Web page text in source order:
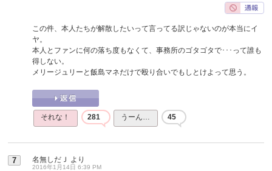
この件、本人たちが解散したいって言ってる訳じゃないのが本当にイ
ヤ。
本人とファンに何の落ち度もなくて、事務所のゴタゴタで･･･って誰も
得しない。
メリージュリーと飯島マネだけで殴り合いでもしとけよって思う。
それな！ 281 うーん… 45
7 名無しだＪ より
2016年1月14日 6:39 PM